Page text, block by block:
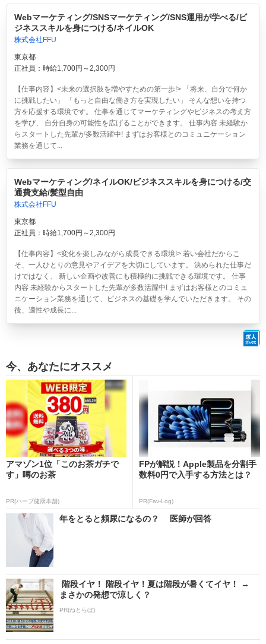
Webマーケティング/SNSマーケティング/SNS運用が学べる/ビ
ジネススキルを身につける/ネイルOK
株式会社FFU
東京都
正社員：時給1,700円～2,300円
【仕事内容】<未来の選択肢を増やすための第一歩!> 「将来、自分で何か
に挑戦したい」 「もっと自由な働き方を実現したい」 そんな想いを持つ
方を応援する環境です。 仕事を通じてマーケティングやビジネスの考え方
を学び、 自分自身の可能性を広げることができます。 仕事内容 未経験か
らスタートした先輩が多数活躍中! まずはお客様とのコミュニケーション
業務を通じて...
Webマーケティング/ネイルOK/ビジネススキルを身につける/交
通費支給/髪型自由
株式会社FFU
東京都
正社員：時給1,700円～2,300円
【仕事内容】<変化を楽しみながら成長できる環境!> 若い会社だからこ
そ、一人ひとりの意見やアイデアを大切にしています。 決められた仕事だ
けではなく、 新しい企画や改善にも積極的に挑戦できる環境です。 仕事
内容 未経験からスタートした先輩が多数活躍中! まずはお客様とのコミュ
ニケーション業務を通じて、ビジネスの基礎を学んでいただきます。 その
後、適性や成長に...
今、あなたにオススメ
アマゾン1位「このお茶ガチで
す」噂のお茶
PR(ハーブ健康本舗)
FPが解説！Apple製品を分割手
数料0円で入手する方法とは？
PR(Fav-Log)
年をとると頻尿になるの？ 医師が回答
階段イヤ！ 階段イヤ！夏は階段が暑くてイヤ！ →
まさかの発想で涼しく？
PR(ねとらぼ)